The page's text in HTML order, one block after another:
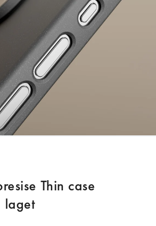
Thin case
laget